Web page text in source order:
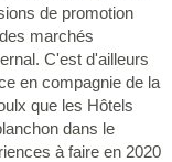
de promotion
marchés
C'est d'ailleurs
en compagnie de la
que les Hôtels
dans le
à faire en 2020